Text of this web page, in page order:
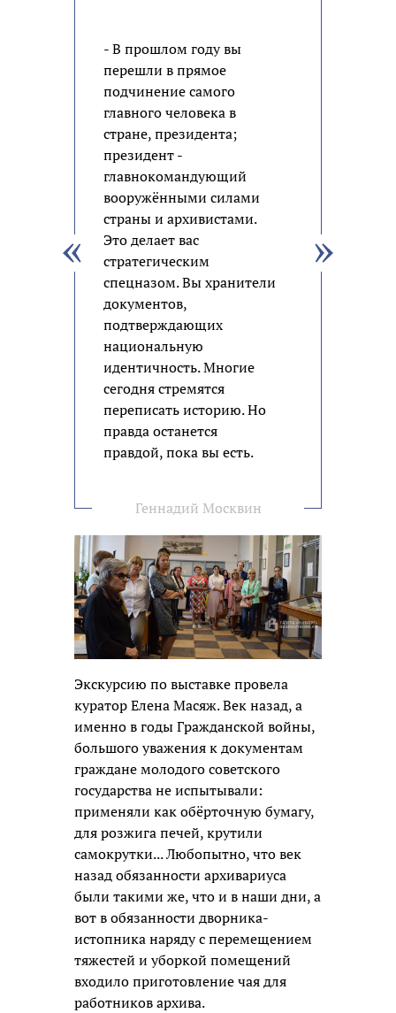
- В прошлом году вы
перешли в прямое
подчинение самого
главного человека в
стране, президента;
президент -
главнокомандующий
вооружёнными силами
страны и архивистами.
Это делает вас
стратегическим
спецназом. Вы хранители
документов,
подтверждающих
национальную
идентичность. Многие
сегодня стремятся
переписать историю. Но
правда останется
правдой, пока вы есть.
Геннадий Москвин
Экскурсию по выставке провела
куратор Елена Масяж. Век назад, а
именно в годы Гражданской войны,
большого уважения к документам
граждане молодого советского
государства не испытывали:
применяли как обёрточную бумагу,
для розжига печей, крутили
самокрутки... Любопытно, что век
назад обязанности архивариуса
были такими же, что и в наши дни, а
вот в обязанности дворника-
истопника наряду с перемещением
тяжестей и уборкой помещений
входило приготовление чая для
работников архива.